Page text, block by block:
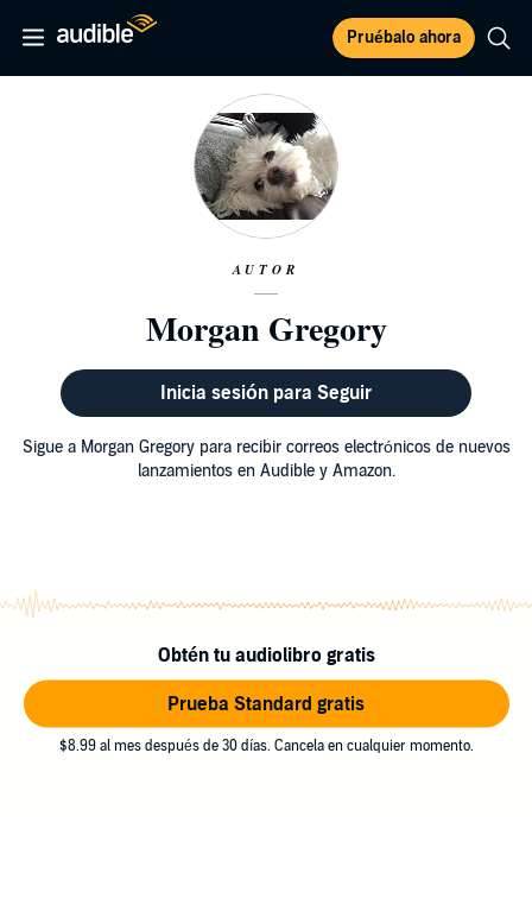
Pruébalo ahora
AUTOR
Morgan Gregory
Inicia sesión para Seguir
Sigue a Morgan Gregory para recibir correos electrónicos de nuevos
lanzamientos en Audible y Amazon.
Obtén tu audiolibro gratis
Prueba Standard gratis
$8.99 al mes después de 30 días. Cancela en cualquier momento.